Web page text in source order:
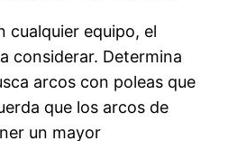
cualquier equipo, el
considerar. Determina
arcos con poleas que
que los arcos de
un mayor